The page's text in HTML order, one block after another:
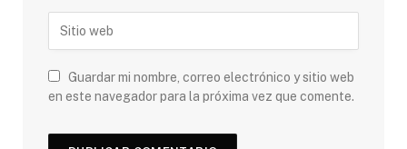
Guardar mi nombre, correo electrónico y sitio web
en este navegador para la próxima vez que comente.